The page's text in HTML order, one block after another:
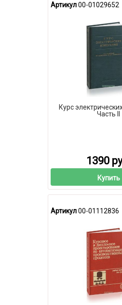
Артикул00-01029652
Курс
Часть II
1390
Купить
Артикул00-01112836